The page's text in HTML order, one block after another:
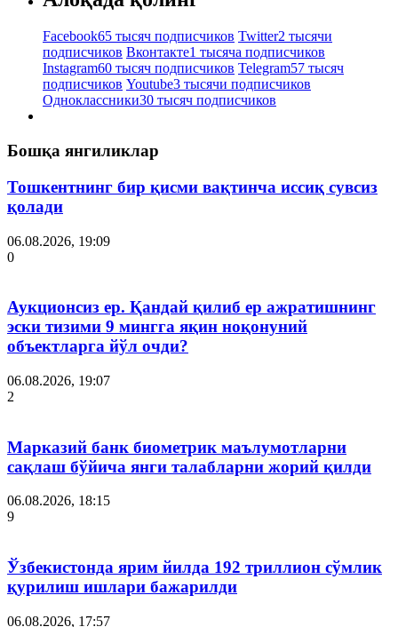
Facebook65 тысяч подписчиков Twitter2 тысячи
подписчиков Вконтакте1 тысяча подписчиков
Instagram60 тысяч подписчиков Telegram57 тысяч
подписчиков Youtube3 тысячи подписчиков
Одноклассники30 тысяч подписчиков
Бошқа янгиликлар
Тошкентнинг бир қисми вақтинча иссиқ сувсиз
қолади
06.08.2026, 19:09
0
Аукционсиз ер. Қандай қилиб ер ажратишнинг
эски тизими 9 мингга яқин ноқонуний
объектларга йўл очди?
06.08.2026, 19:07
2
Марказий банк биометрик маълумотларни
сақлаш бўйича янги талабларни жорий қилди
06.08.2026, 18:15
9
Ўзбекистонда ярим йилда 192 триллион сўмлик
қурилиш ишлари бажарилди
06.08.2026, 17:57